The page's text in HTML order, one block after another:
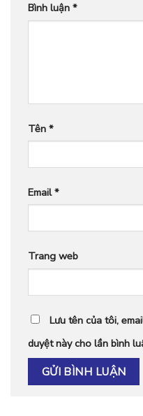
Bình luận *
Tên *
Email*
Trang web
Lưu tên của tôi,
duyệt này cho lần bình